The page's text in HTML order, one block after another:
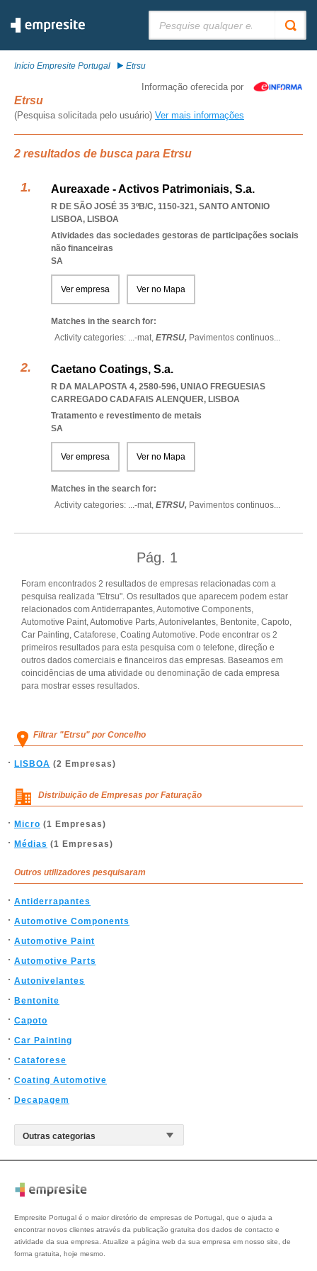
Início Empresite Portugal Etrsu
Informação oferecida por
Etrsu
(Pesquisa solicitada pelo usuário) Ver mais informações
2 resultados de busca para Etrsu
Aureaxade - Activos Patrimoniais, S.a.
R DE SÃO JOSÉ 35 3ºB/C, 1150-321, SANTO ANTONIO
LISBOA, LISBOA
Atividades das sociedades gestoras de participações sociais
não financeiras
SA
Ver empresa Ver no Mapa
Matches in the search for:
Activity categories: ...-mat, ETRSU, Pavimentos continuos...
Caetano Coatings, S.a.
R DA MALAPOSTA 4, 2580-596, UNIAO FREGUESIAS
CARREGADO CADAFAIS ALENQUER, LISBOA
Tratamento e revestimento de metais
SA
Ver empresa Ver no Mapa
Matches in the search for:
Activity categories: ...-mat, ETRSU, Pavimentos continuos...
Pág. 1
Foram encontrados 2 resultados de empresas relacionadas com a
pesquisa realizada "Etrsu". Os resultados que aparecem podem estar
relacionados com Antiderrapantes, Automotive Components,
Automotive Paint, Automotive Parts, Autonivelantes, Bentonite, Capoto,
Car Painting, Cataforese, Coating Automotive. Pode encontrar os 2
primeiros resultados para esta pesquisa com o telefone, direção e
outros dados comerciais e financeiros das empresas. Baseamos em
coincidências de uma atividade ou denominação de cada empresa
para mostrar esses resultados.
Filtrar "Etrsu" por Concelho
LISBOA (2 Empresas)
Distribuição de Empresas por Faturação
Micro (1 Empresas)
Médias (1 Empresas)
Outros utilizadores pesquisaram
Antiderrapantes
Automotive Components
Automotive Paint
Automotive Parts
Autonivelantes
Bentonite
Capoto
Car Painting
Cataforese
Coating Automotive
Decapagem
Empresite Portugal é o maior diretório de empresas de Portugal, que o ajuda a
encontrar novos clientes através da publicação gratuita dos dados de contacto e
atividade da sua empresa. Atualize a página web da sua empresa em nosso site, de
forma gratuita, hoje mesmo.